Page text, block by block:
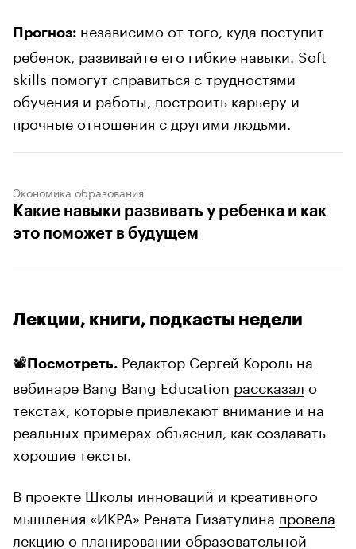
Прогноз: независимо от того, куда поступит
ребенок, развивайте его гибкие навыки. Soft
skills помогут справиться с трудностями
обучения и работы, построить карьеру и
прочные отношения с другими людьми.
Экономика образования
Какие навыки развивать у ребенка и как
это поможет в будущем
Лекции, книги, подкасты недели
📽 Посмотреть. Редактор Сергей Король на
вебинаре Bang Bang Education рассказал о
текстах, которые привлекают внимание и на
реальных примерах объяснил, как создавать
хорошие тексты.
В проекте Школы инноваций и креативного
мышления «ИКРА» Рената Гизатулина провела
лекцию о планировании образовательной